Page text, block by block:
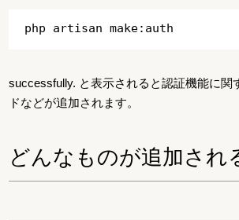
successfully. と表示されると認証機能に関
ドなどが追加されます。
どんなものが追加され